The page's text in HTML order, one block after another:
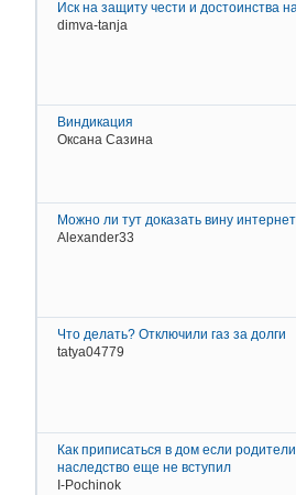
Иск на защиту чести и достоинства
dimva-tanja
Виндикация
Оксана Сазина
Можно ли тут доказать вину
Alexander33
Что делать? Отключили газ за долги
tatya04779
Как приписаться в дом если
наследство еще не вступил
I-Pochinok